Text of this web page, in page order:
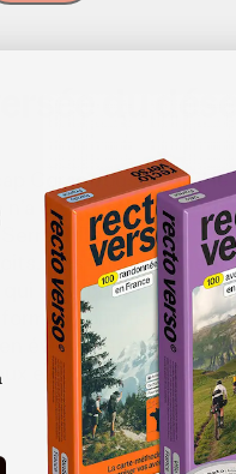
Corse vous attend
n’a de désert que le
di Tenda et au
Des chaos
qui sent bon le romarin
comme à
évidemment, Corse
eaux